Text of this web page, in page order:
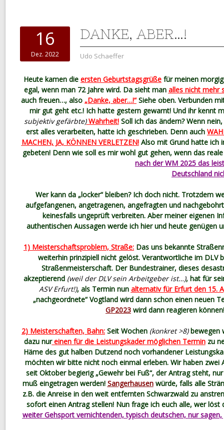
16
Dez. 2022
DANKE, ABER…!
Udo Schaeffer
Heute kamen die ersten Geburtstagsgrüße für meinen
egal, wenn man 72 Jahre wird. Da sieht man alles nicht mehr
auch freuen…, also „Danke, aber…!“Siehe oben. Verbunden
mir gut geht etc.! Ich hatte gestern gewarnt! Und ihr kennt
subjektiv gefärbte)Wahrheit!Soll ich das ändern? Wenn
erst alles verarbeiten, hatte ich geschrieben. Denn auch
MACHEN, JA, KÖNNEN VERLETZEN!Also mit Grund hatte ich
gebeten! Denn wie soll es mir wohl gut gehen, wenn das
nach der WM 2025 das
Deutschland
Wer kann da „locker“ bleiben? Ich doch nicht. Trotzdem
aufgefangenen, angetragenen, angefragten und
keinesfalls ungeprüft verbreiten. Aber meiner eigenen
authentischen Aussagen werde ich hier und heute genügen
1) Meisterschaftsproblem, Straße: Das uns bekannte
weiterhin prinzipiell nicht gelöst. Verantwortliche im DLV
Straßenmeisterschaft. Der Bundestrainer, dieses
akzeptierend (weil der DLV sein Arbeitgeber ist…), hat für
ASV Erfurt!), als Termin nun alternativ für Erfurt den 15.
„nachgeordnete“ Vogtland wird dann schon einen neuen
GP2023 wird dann reagieren können!
2) Meisterschaften, Bahn: Seit Wochen (konkret >8)bewegen
dazu nureinen für die Leistungskader möglichen Terminzu
Häme des gut halben Dutzend noch vorhandener
möchten wir bitte nicht noch einmal erleben. Wir haben zwei
seit Oktober begierig „Gewehr bei Fuß“, der Antrag steht,
muß eingetragen werden! Sangerhausenwürde, falls alle
z.B. die Anreise in den weit entfernten Schwarzwald zu
sofort einen Antrag stellen! Nun frage ich euch alle, wer löst
weiter Gehsport vernichtenden, typisch deutschen, nur sagen,